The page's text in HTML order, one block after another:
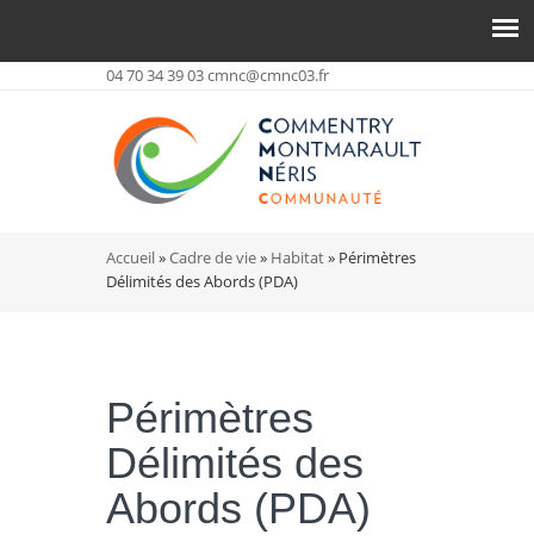
04 70 34 39 03cmnc@cmnc03.fr
Vous êtes ici
Accueil»Cadre de vie» Habitat» Périmètres
Délimités des Abords (PDA)
Périmètres
Délimités des
Abords (PDA)